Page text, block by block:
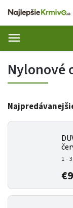
Nylonové
1 -